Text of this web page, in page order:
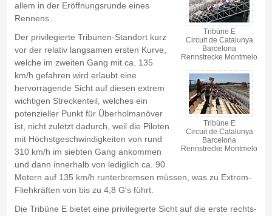
Tribüne E
Circuit de Catalunya
Barcelona
Rennstrecke Montmelo
Tribüne E
Circuit de Catalunya
Barcelona
Rennstrecke Montmelo
allem in der Eröffnungsrunde eines
Rennens...
Der privilegierte Tribünen-Standort kurz
vor der relativ langsamen ersten Kurve,
welche im zweiten Gang mit ca. 135
km/h gefahren wird erlaubt eine
hervorragende Sicht auf diesen extrem
wichtigen Streckenteil, welches ein
potenzieller Punkt für Überholmanöver
ist, nicht zuletzt dadurch, weil die Piloten
mit Höchstgeschwindigkeiten von rund
310 km/h im siebten Gang ankommen
und dann innerhalb von lediglich ca. 90
Metern auf 135 km/h runterbremsen müssen, was zu Extrem-
Fliehkräften von bis zu 4,8 G's führt.
Die Tribüne E bietet eine privilegierte Sicht auf die erste rechts-